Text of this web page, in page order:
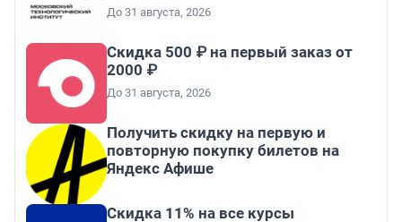
До 31 августа, 2026
Скидка 500 ₽ на первый заказ от
2000 ₽
До 31 августа, 2026
Получить скидку на первую и
повторную покупку билетов на
Яндекс Афише
Скидка 11% на все курсы